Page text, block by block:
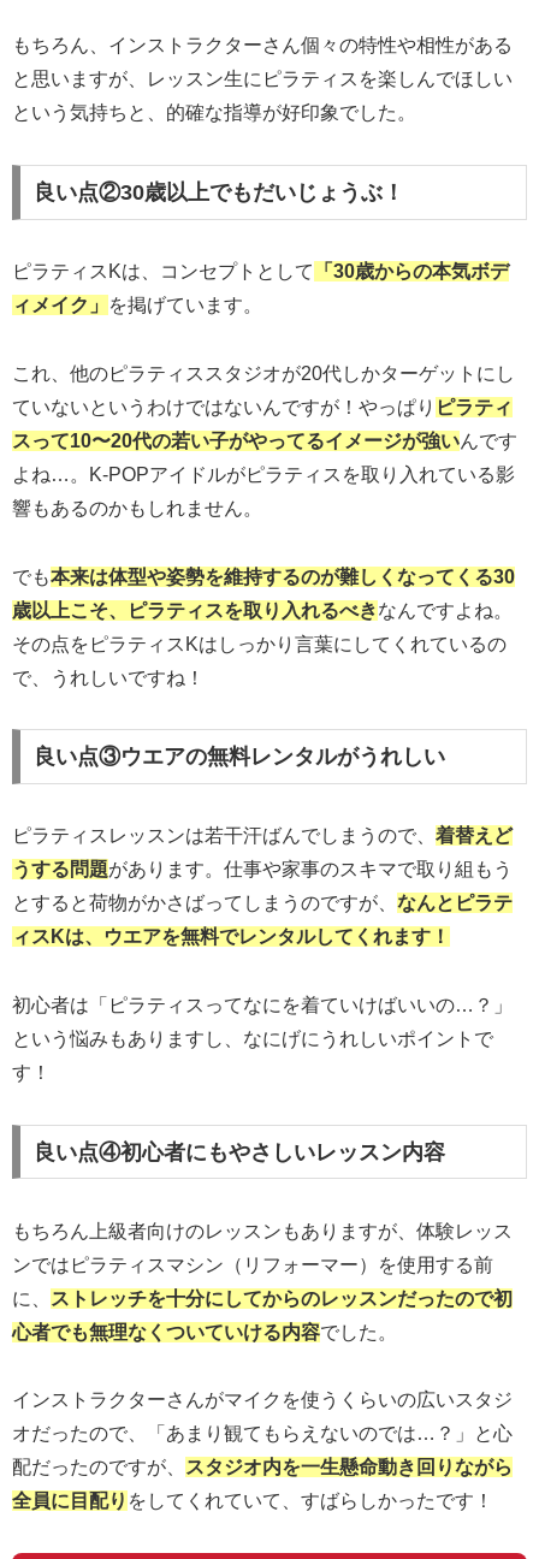
もちろん、インストラクターさん個々の特性や相性がある
と思いますが、レッスン生にピラティスを楽しんでほしい
という気持ちと、的確な指導が好印象でした。
良い点②30歳以上でもだいじょうぶ！
ピラティスKは、コンセプトとして
「30歳からの本気ボデ
ィメイク」
を掲げています。
これ、他のピラティススタジオが20代しかターゲットにし
ていないというわけではないんですが！やっぱり ピラティ
スって10〜20代の若い子がやってるイメージが強いんです
よね…。K-POPアイドルがピラティスを取り入れている影
響もあるのかもしれません。
でも本来は体型や姿勢を維持するのが難しくなってくる30
歳以上こそ、ピラティスを取り入れるべきなんですよね。
その点をピラティスKはしっかり言葉にしてくれているの
で、うれしいですね！
良い点③ウエアの無料レンタルがうれしい
ピラティスレッスンは若干汗ばんでしまうので、 着替えど
うする問題があります。仕事や家事のスキマで取り組もう
とすると荷物がかさばってしまうのですが、 なんとピラテ
ィスKは、ウエアを無料でレンタルしてくれます！
初心者は「ピラティスってなにを着ていけばいいの…？」
という悩みもありますし、なにげにうれしいポイントで
す！
良い点④初心者にもやさしいレッスン内容
もちろん上級者向けのレッスンもありますが、体験レッス
ンではピラティスマシン（リフォーマー）を使用する前
に、
ストレッチを十分にしてからのレッスンだったので初
心者でも無理なくついていける内容でした。
インストラクターさんがマイクを使うくらいの広いスタジ
オだったので、「あまり観てもらえないのでは…？」と心
配だったのですが、
スタジオ内を一生懸命動き回りながら
全員に目配り をしてくれていて、すばらしかったです！